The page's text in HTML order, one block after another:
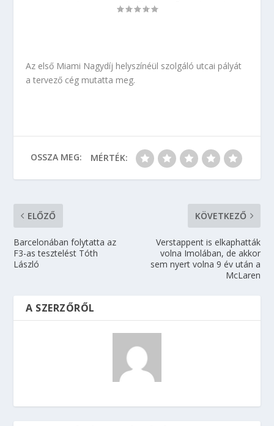
Az első Miami Nagydíj helyszínéül szolgáló utcai pályát
a tervező cég mutatta meg.
OSSZA MEG: MÉRTÉK:
ELŐZŐ
Barcelonában folytatta az
F3-as tesztelést Tóth
László
KÖVETKEZŐ
Verstappent is elkaphatták
volna Imolában, de akkor
sem nyert volna 9 év után a
McLaren
A SZERZŐRŐL